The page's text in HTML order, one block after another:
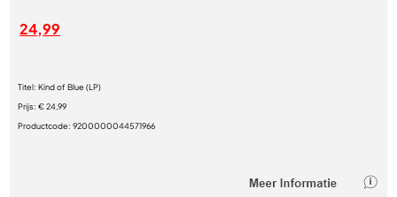
24,99
Titel:Kind of Blue (LP)
Prijs:€ 24,99
Productcode:9200000044571966